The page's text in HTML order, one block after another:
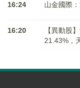
16:24 山金國際
16:20
【異動股
21.43%，